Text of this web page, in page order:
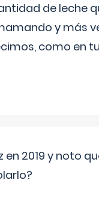
de leche
y más
como en
en 2019 y noto